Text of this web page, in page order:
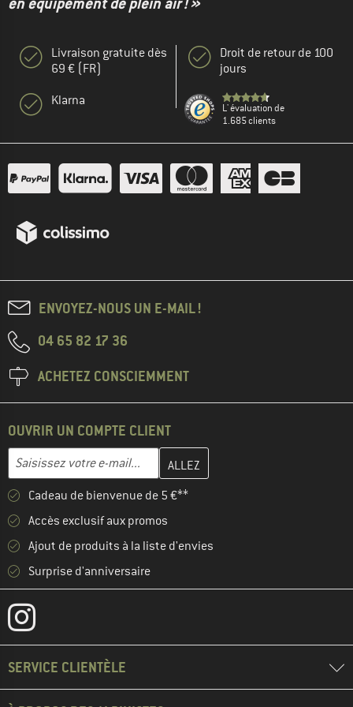
Livraison gratuite dès
69 € (FR)
Klarna
Droit de retour de 100
jours
L' évaluation de
1.685 clients
ENVOYEZ-NOUS UN E-MAIL !
04 65 82 17 36
ACHETEZ CONSCIEMMENT
OUVRIR UN COMPTE CLIENT
Adresse e-mail
Entrez votre adresse e-mail ici et créez votre compte client à la
Cadeau de bienvenue de 5 €**
Accès exclusif aux promos
Ajout de produits à la liste d'envies
Surprise d'anniversaire
SERVICE CLIENTÈLE